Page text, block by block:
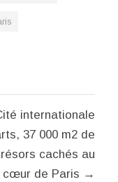
internationale
37 000 m2 de
cachés au
cœur de Paris →